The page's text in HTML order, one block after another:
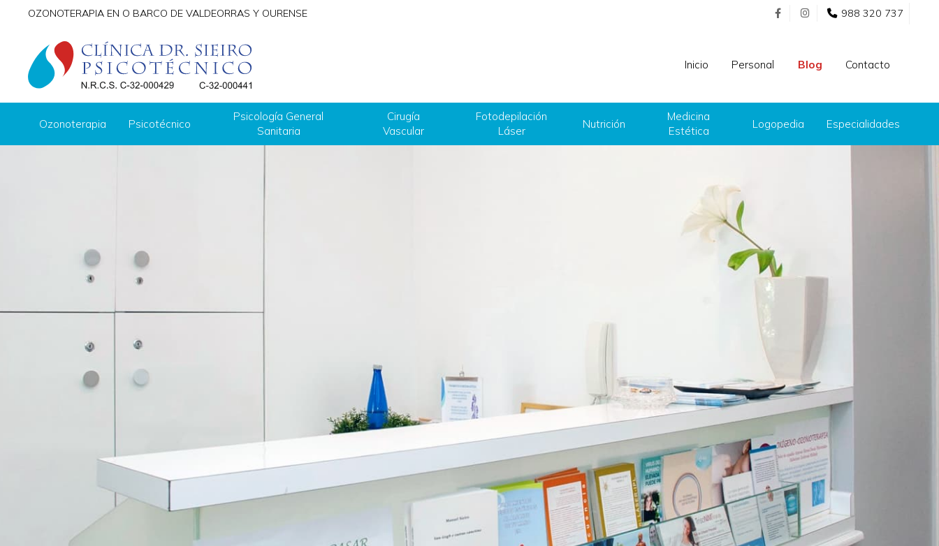
OZONOTERAPIA EN O BARCO DE VALDEORRAS Y OURENSE 988 320 737
Inicio Personal Blog Contacto
Ozonoterapia Psicotécnico
Psicología General
Sanitaria
Cirugía
Vascular
Fotodepilación
Láser
Nutrición
Medicina
Estética
Logopedia Especialidades